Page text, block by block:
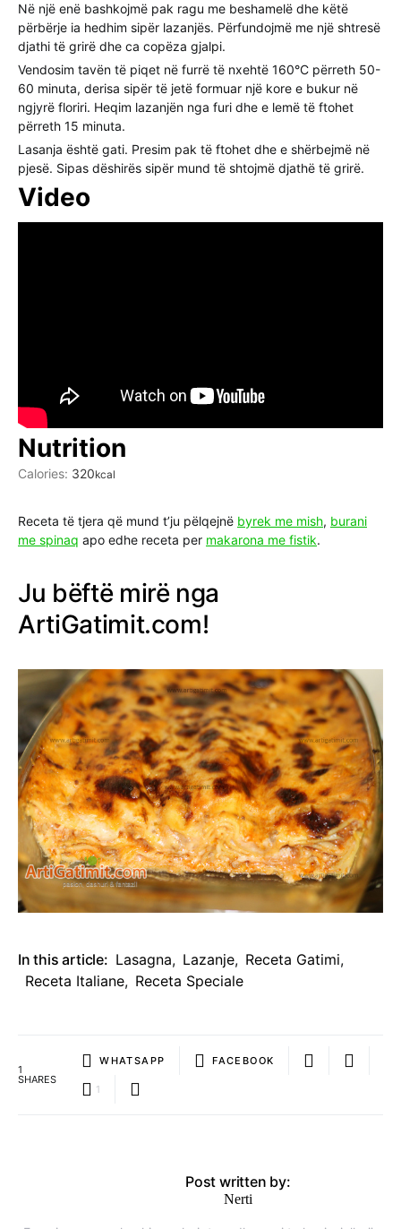
Në një enë bashkojmë pak ragu me beshamelë dhe këtë
përbërje ia hedhim sipër lazanjës. Përfundojmë me një shtresë
djathi të grirë dhe ca copëza gjalpi.
Vendosim tavën të piqet në furrë të nxehtë 160°C përreth 50-
60 minuta, derisa sipër të jetë formuar një kore e bukur në
ngjyrë floriri. Heqim lazanjën nga furi dhe e lemë të ftohet
përreth 15 minuta.
Lasanja është gati. Presim pak të ftohet dhe e shërbejmë në
pjesë. Sipas dëshirës sipër mund të shtojmë djathë të grirë.
Video
Nutrition
Calories: 320kcal
Receta të tjera që mund t’ju pëlqejnë byrek me mish, burani
me spinaq apo edhe receta per makarona me fistik.
Ju bëftë mirë nga
ArtiGatimit.com!
In this article: Lasagna, Lazanje, Receta Gatimi,
Receta Italiane, Receta Speciale
1
SHARES
WHATSAPP FACEBOOK
1
Post written by:
Nerti